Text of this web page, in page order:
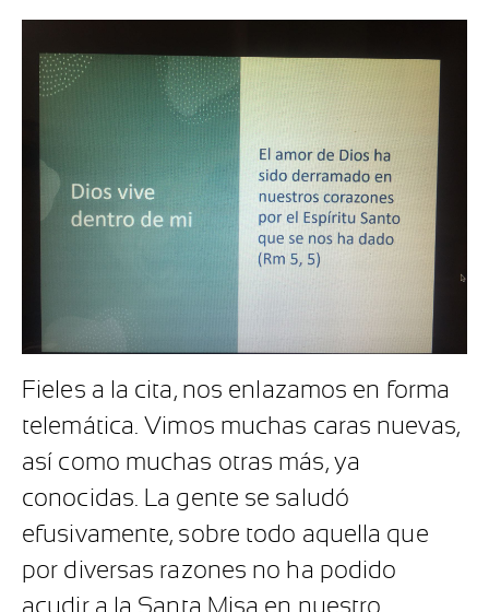
Fieles a la cita, nos enlazamos en forma
telemática. Vimos muchas caras nuevas,
así como muchas otras más, ya
conocidas. La gente se saludó
efusivamente, sobre todo aquella que
por diversas razones no ha podido
acudir a la Santa Misa en nuestro